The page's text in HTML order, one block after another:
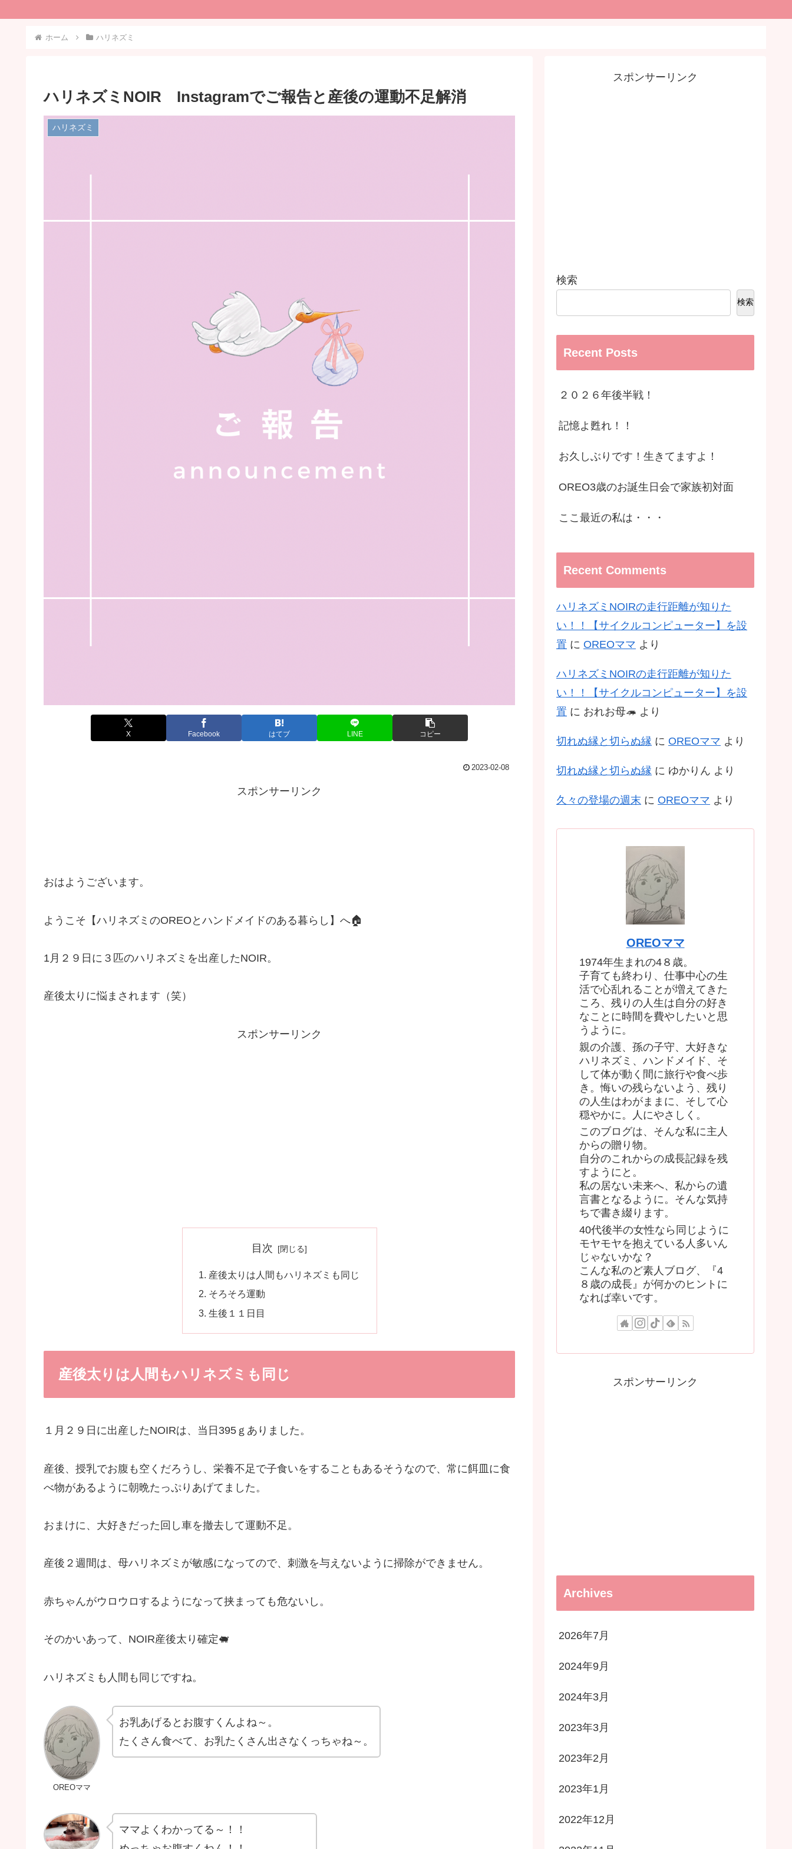
ホーム ハリネズミ
ハリネズミNOIR Instagramでご報告と産後の運動不足解消
ハリネズミ
X Facebook はてブ LINE コピー
2023-02-08
スポンサーリンク
おはようございます。
ようこそ【ハリネズミのOREOとハンドメイドのある暮らし】へ🏠
1月２９日に３匹のハリネズミを出産したNOIR。
産後太りに悩まされます（笑）
スポンサーリンク
目次
産後太りは人間もハリネズミも同じ
そろそろ運動
生後１１日目
産後太りは人間もハリネズミも同じ
１月２９日に出産したNOIRは、当日395ｇありました。
産後、授乳でお腹も空くだろうし、栄養不足で子食いをすることもあるそうなので、常に餌皿に食
べ物があるように朝晩たっぷりあげてました。
おまけに、大好きだった回し車を撤去して運動不足。
産後２週間は、母ハリネズミが敏感になってので、刺激を与えないように掃除ができません。
赤ちゃんがウロウロするようになって挟まっても危ないし。
そのかいあって、NOIR産後太り確定🐖
ハリネズミも人間も同じですね。
OREOママ
お乳あげるとお腹すくんよね～。
たくさん食べて、お乳たくさん出さなくっちゃね～。
ママよくわかってる～！！
スポンサーリンク
検索
検索
Recent Posts
２０２６年後半戦！
記憶よ甦れ！！
お久しぶりです！生きてますよ！
OREO3歳のお誕生日会で家族初対面
ここ最近の私は・・・
Recent Comments
ハリネズミNOIRの走行距離が知りた
い！！【サイクルコンピューター】を設
置 に OREOママ より
ハリネズミNOIRの走行距離が知りた
い！！【サイクルコンピューター】を設
置 に おれお母🦔 より
切れぬ縁と切らぬ縁 に OREOママ より
切れぬ縁と切らぬ縁 に ゆかりん より
久々の登場の週末 に OREOママ より
OREOママ
1974年生まれの4８歳。
子育ても終わり、仕事中心の生
活で心乱れることが増えてきた
ころ、残りの人生は自分の好き
なことに時間を費やしたいと思
うように。
親の介護、孫の子守、大好きな
ハリネズミ、ハンドメイド、そ
して体が動く間に旅行や食べ歩
き。悔いの残らないよう、残り
の人生はわがままに、そして心
穏やかに。人にやさしく。
このブログは、そんな私に主人
からの贈り物。
自分のこれからの成長記録を残
すようにと。
私の居ない未来へ、私からの遺
言書となるように。そんな気持
ちで書き綴ります。
40代後半の女性なら同じように
モヤモヤを抱えている人多いん
じゃないかな？
こんな私のど素人ブログ、『4
８歳の成長』が何かのヒントに
なれば幸いです。
スポンサーリンク
Archives
2026年7月
2024年9月
2024年3月
2023年3月
2023年2月
2023年1月
2022年12月